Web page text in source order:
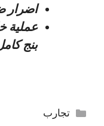
اضرار
عملية
بنج
التصنيفات
تجارب